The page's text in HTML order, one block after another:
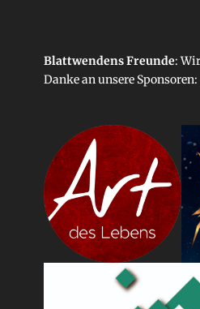
Blattwendens Freunde:
Danke an unsere Sponsoren: